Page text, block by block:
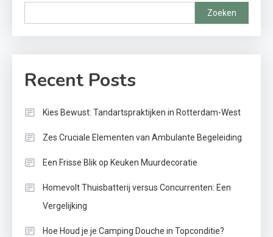
Zoeken
Recent Posts
Kies Bewust: Tandartspraktijken in Rotterdam-West
Zes Cruciale Elementen van Ambulante Begeleiding
Een Frisse Blik op Keuken Muurdecoratie
Homevolt Thuisbatterij versus Concurrenten: Een
Vergelijking
Hoe Houd je je Camping Douche in Topconditie?